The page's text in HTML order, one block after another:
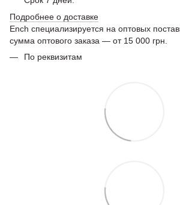
Подробнее о доставке
Ench специализируется на оптовых
сумма оптового заказа — от 15 000 грн.
По реквизитам